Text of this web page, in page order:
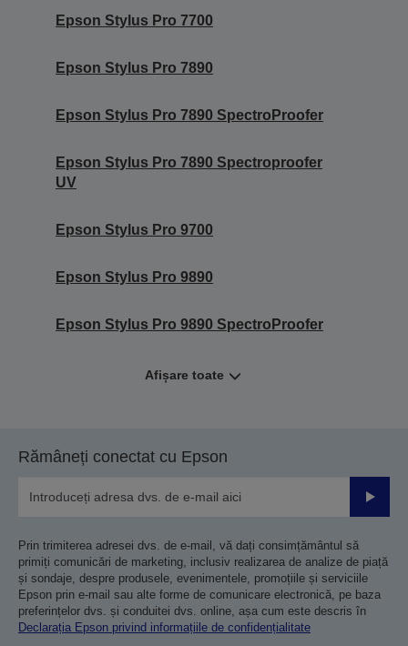
Epson Stylus Pro 7700
Epson Stylus Pro 7890
Epson Stylus Pro 7890 SpectroProofer
Epson Stylus Pro 7890 Spectroproofer
UV
Epson Stylus Pro 9700
Epson Stylus Pro 9890
Epson Stylus Pro 9890 SpectroProofer
Afișare toate
Rămâneți conectat cu Epson
Prin trimiterea adresei dvs. de e-mail, vă dați consimțământul să
primiți comunicări de marketing, inclusiv realizarea de analize de piață
și sondaje, despre produsele, evenimentele, promoțiile și serviciile
Epson prin e-mail sau alte forme de comunicare electronică, pe baza
preferințelor dvs. și conduitei dvs. online, așa cum este descris în
Declarația Epson privind informațiile de confidențialitate